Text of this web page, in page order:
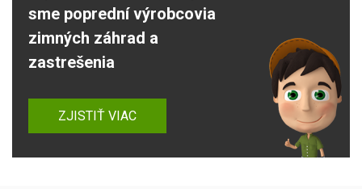
sme poprední výrobcovia
zimných záhrad a
zastrešenia
ZJISTIŤ VIAC